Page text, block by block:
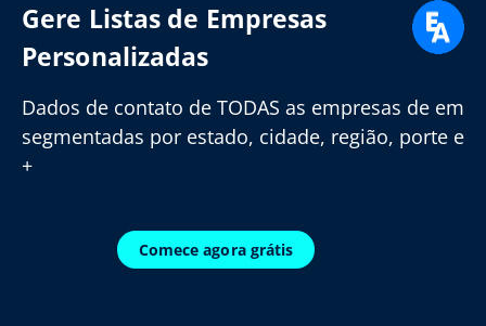
Gere Listas de Empresas
Personalizadas
Dados de contato de TODAS as empresas de em
segmentadas por estado, cidade, região, porte e
+
Comece agora grátis